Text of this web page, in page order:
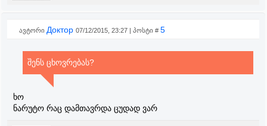
ავტორი Доктор 07/12/2015, 23:27 | პოსტი # 5
შენს ცხოვრებას?
ხო
ნარუტო რაც დამთავრდა ცუდად ვარ